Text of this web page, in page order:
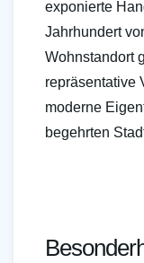
exponierte
Jahrhundert
Wohnstandort
repräsentative
moderne
begehrten